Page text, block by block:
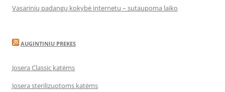
Vasarinių padangų kokybė internetu – sutaupoma laiko
AUGINTINIU PREKES
Josera Classic katėms
Josera sterilizuotoms katėms